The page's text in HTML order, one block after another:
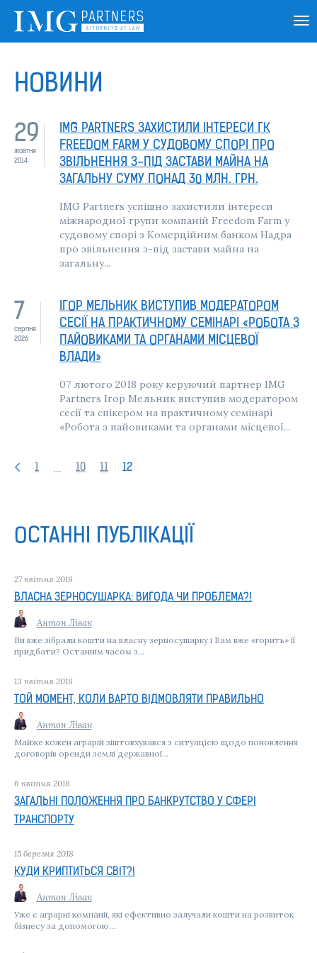
НОВИНИ
29
жовтня
2014
IMG PARTNERS ЗАХИСТИЛИ ІНТЕРЕСИ ГК
FREEDOM FARM У СУДОВОМУ СПОРІ ПРО
ЗВІЛЬНЕННЯ З-ПІД ЗАСТАВИ МАЙНА НА
ЗАГАЛЬНУ СУМУ ПОНАД 30 МЛН. ГРН.
IMG Partners успішно захистили інтереси
міжнародної групи компаній Freedom Farm у
судовому спорі з Комерційним банком Надра
про звільнення з-під застави майна на
загальну...
7
серпня
2026
ІГОР МЕЛЬНИК ВИСТУПИВ МОДЕРАТОРОМ
СЕСІЇ НА ПРАКТИЧНОМУ СЕМІНАРІ «РОБОТА З
ПАЙОВИКАМИ ТА ОРГАНАМИ МІСЦЕВОЇ
ВЛАДИ»
07 лютого 2018 року керуючий партнер IMG
Partners Ігор Мельник виступив модератором
сесії та спікером на практичному семінарі
«Робота з пайовиками та органами місцевої...
1 ... 10 11 12
ОСТАННІ ПУБЛІКАЦІЇ
27 квiтня 2018
ВЛАСНА ЗЕРНОСУШАРКА: ВИГОДА ЧИ ПРОБЛЕМА?!
Антон Лівак
Ви вже зібрали кошти на власну зерносушарку і Вам вже «горить» її
придбати? Останнім часом з...
13 квiтня 2018
ТОЙ МОМЕНТ, КОЛИ ВАРТО ВІДМОВЛЯТИ ПРАВИЛЬНО
Антон Лівак
Майже кожен аграрій зіштовхувався з ситуацією щодо поновлення
договорів оренди землі державної...
6 квiтня 2018
ЗАГАЛЬНІ ПОЛОЖЕННЯ ПРО БАНКРУТСТВО У СФЕРІ
ТРАНСПОРТУ
15 березня 2018
КУДИ КРИПТИТЬСЯ СВІТ?!
Антон Лівак
Уже є аграрні компанії, які ефективно залучали кошти на розвиток
бізнесу за допомогою...